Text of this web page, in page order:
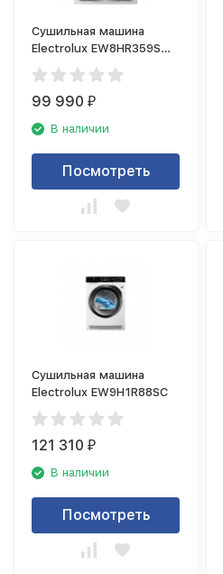
Сушильная машина
Electrolux EW8HR359S
PerfectCare
99 990₽
В наличии
Посмотреть
Сушильная машина
Electrolux EW9H1R88SC
121 310₽
В наличии
Посмотреть